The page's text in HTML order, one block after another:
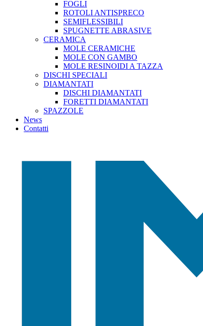
FOGLI
ROTOLI ANTISPRECO
SEMIFLESSIBILI
SPUGNETTE ABRASIVE
CERAMICA
MOLE CERAMICHE
MOLE CON GAMBO
MOLE RESINOIDI A TAZZA
DISCHI SPECIALI
DIAMANTATI
DISCHI DIAMANTATI
FORETTI DIAMANTATI
SPAZZOLE
News
Contatti